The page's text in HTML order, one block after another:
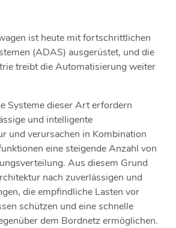
ist heute mit fortschrittlichen
(ADAS) ausgerüstet, und die
treibt die Automatisierung weiter
Systeme dieser Art erfordern
und intelligente
und verursachen in Kombination
eine steigende Anzahl von
Aus diesem Grund
nach zuverlässigen und
die empfindliche Lasten vor
schützen und eine schnelle
dem Bordnetz ermöglichen.